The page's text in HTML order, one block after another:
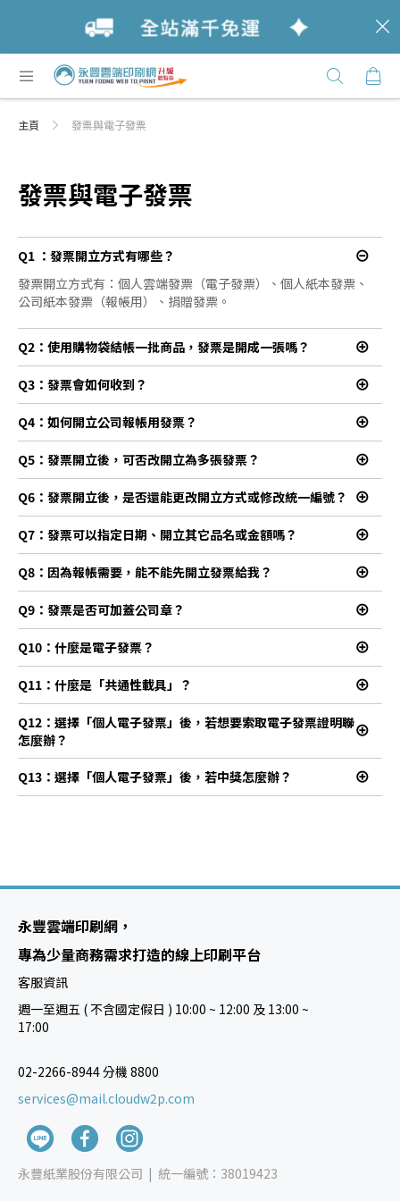
過
到
容
主頁 發票與電子發票
發票與電子發票
Q1 ：發票開立方式有哪些？
發票開立方式有：個人雲端發票（電子發票）、個人紙本發票、
公司紙本發票（報帳用）、捐贈發票。
Q2：使用購物袋結帳一批商品，發票是開成一張嗎？
Q3：發票會如何收到？
Q4：如何開立公司報帳用發票？
Q5：發票開立後，可否改開立為多張發票？
Q6：發票開立後，是否還能更改開立方式或修改統一編號？
Q7：發票可以指定日期、開立其它品名或金額嗎？
Q8：因為報帳需要，能不能先開立發票給我？
Q9：發票是否可加蓋公司章？
Q10：什麼是電子發票？
Q11：什麼是「共通性載具」？
Q12：選擇「個人電子發票」後，若想要索取電子發票證明聯
怎麼辦？
Q13：選擇「個人電子發票」後，若中獎怎麼辦？
永豐雲端印刷網，
專為少量商務需求打造的線上印刷平台
客服資訊
週一至週五 ( 不含國定假日 ) 10:00 ~ 12:00 及 13:00 ~
17:00
02-2266-8944 分機 8800
services@mail.cloudw2p.com
永豐紙業股份有限公司 | 統一編號：38019423